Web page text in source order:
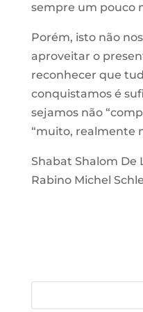
sempre um pouco
Porém, isto não
aproveitar o
reconhecer que
conquistamos é
sejamos não
“muito, realmente
Shabat Shalom De
Rabino Michel